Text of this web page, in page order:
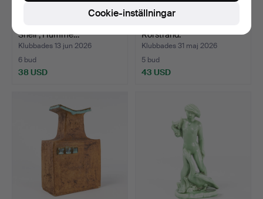
Shell", Humme…
Klubbades 13 jun 2026
6 bud
38 USD
Rörstrand.
Klubbades 31 maj 2026
5 bud
43 USD
Cookie-inställningar